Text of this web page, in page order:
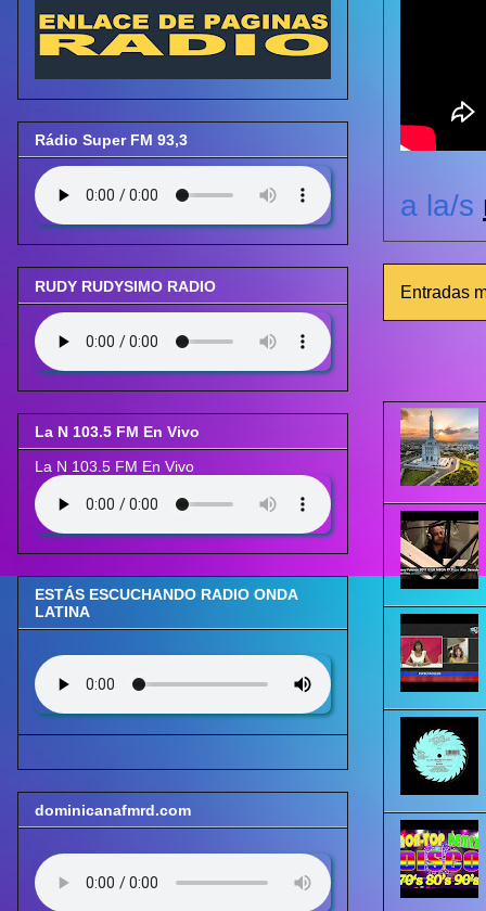
a la/s
Entradas
Rádio Super FM 93,3
RUDY RUDYSIMO RADIO
La N 103.5 FM En Vivo
La N 103.5 FM En Vivo
ESTÁS ESCUCHANDO RADIO ONDA
LATINA
dominicanafmrd.com